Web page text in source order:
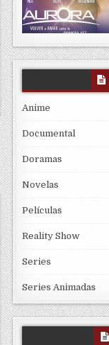
Anime
Documental
Doramas
Novelas
Películas
Reality Show
Series
Series Animadas